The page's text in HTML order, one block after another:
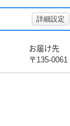
詳細設定
お届け先
〒135-0061